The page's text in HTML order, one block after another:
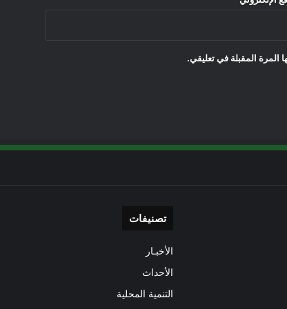
المرة المقبلة في تعليقي.
تصنيفات
الأخبـار
الأحداث
التنمية المحلية